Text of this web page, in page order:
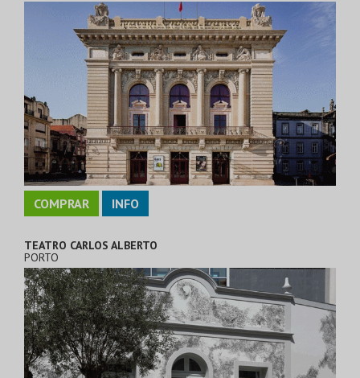
COMPRAR INFO
TEATRO CARLOS ALBERTO
PORTO